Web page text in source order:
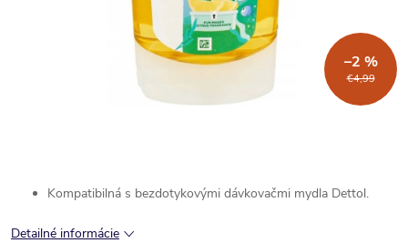
€4,99
–2 %
Kompatibilná s bezdotykovými dávkovačmi mydla Dettol.
Detailné informácie